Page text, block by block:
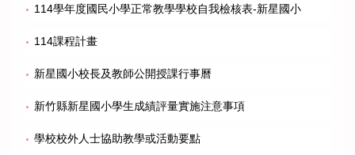
114學年度國民小學正常教學學校自我檢核表-新星國小
114課程計畫
新星國小校長及教師公開授課行事曆
新竹縣新星國小學生成績評量實施注意事項
學校校外人士協助教學或活動要點